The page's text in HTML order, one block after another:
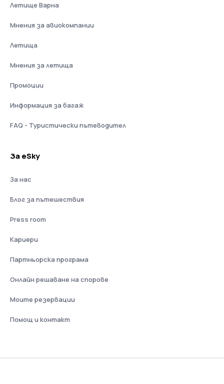
Летище Варна
Мнения за авиокомпании
Летища
Мнения за летища
Промоции
Информация за багаж
FAQ - Туристически пътеводител
За eSky
За нас
Блог за пътешествия
Press room
Кариери
Партньорска програма
Онлайн решаване на спорове
Моите резервации
Помощ и контакт